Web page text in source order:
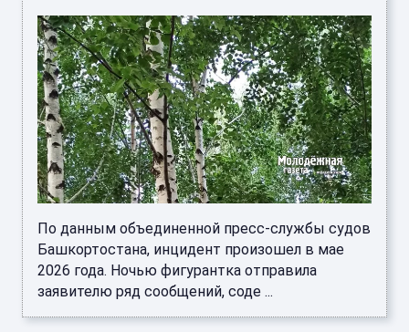
По данным объединенной пресс-службы судов
Башкортостана, инцидент произошел в мае
2026 года. Ночью фигурантка отправила
заявителю ряд сообщений, соде ...